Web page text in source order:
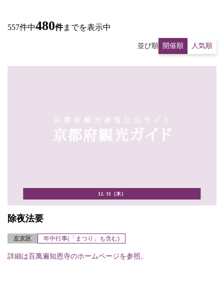
557件中480件までを表示中
並び順 開催順 人気順
12. 31（木）
除夜法要
左京区 年中行事(「まつり」も含む)
詳細は百萬遍知恩寺のホームページを参照。